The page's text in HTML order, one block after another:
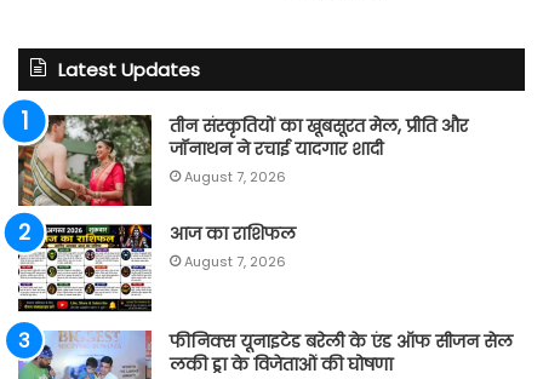
Latest Updates
तीन संस्कृतियों का खूबसूरत मेल, प्रीति और
जॉनाथन ने रचाई यादगार शादी
August 7, 2026
आज का राशिफल
August 7, 2026
फीनिक्स यूनाइटेड बरेली के एंड ऑफ सीजन सेल
लकी ड्रा के विजेताओं की घोषणा